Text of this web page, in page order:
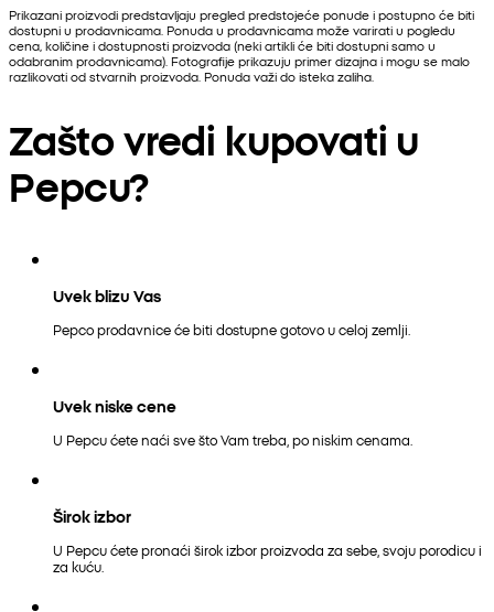
Prikazani proizvodi predstavljaju pregled predstojeće ponude i postupno će biti
dostupni u prodavnicama. Ponuda u prodavnicama može varirati u pogledu
cena, količine i dostupnosti proizvoda (neki artikli će biti dostupni samo u
odabranim prodavnicama). Fotografije prikazuju primer dizajna i mogu se malo
razlikovati od stvarnih proizvoda. Ponuda važi do isteka zaliha.
Zašto vredi kupovati u
Pepcu?
Uvek blizu Vas
Pepco prodavnice će biti dostupne gotovo u celoj zemlji.
Uvek niske cene
U Pepcu ćete naći sve što Vam treba, po niskim cenama.
Širok izbor
U Pepcu ćete pronaći širok izbor proizvoda za sebe, svoju porodicu i
za kuću.